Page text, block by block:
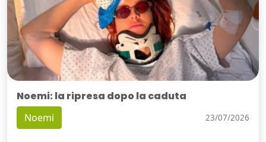
Noemi: la ripresa dopo la caduta
Noemi 23/07/2026